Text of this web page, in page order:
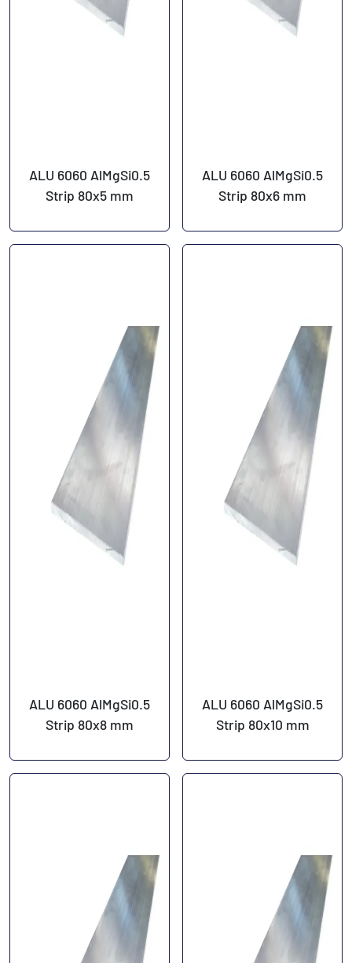
ALU 6060 AlMgSi0.5
Strip 80x5 mm
ALU 6060 AlMgSi0.5
Strip 80x6 mm
ALU 6060 AlMgSi0.5
Strip 80x8 mm
ALU 6060 AlMgSi0.5
Strip 80x10 mm